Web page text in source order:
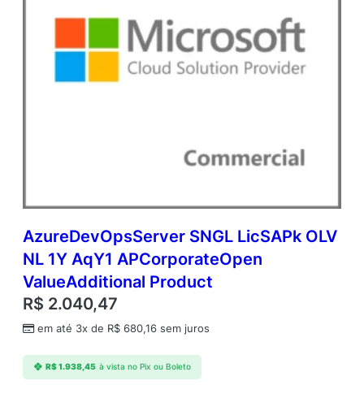
AzureDevOpsServer SNGL LicSAPk OLV
NL 1Y AqY1 APCorporateOpen
ValueAdditional Product
R$ 2.040,47
em até 3x de R$ 680,16 sem juros
R$1.938,45 à vista no Pix ou Boleto